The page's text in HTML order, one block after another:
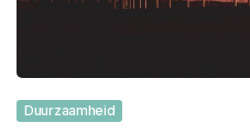
Duurzaamheid